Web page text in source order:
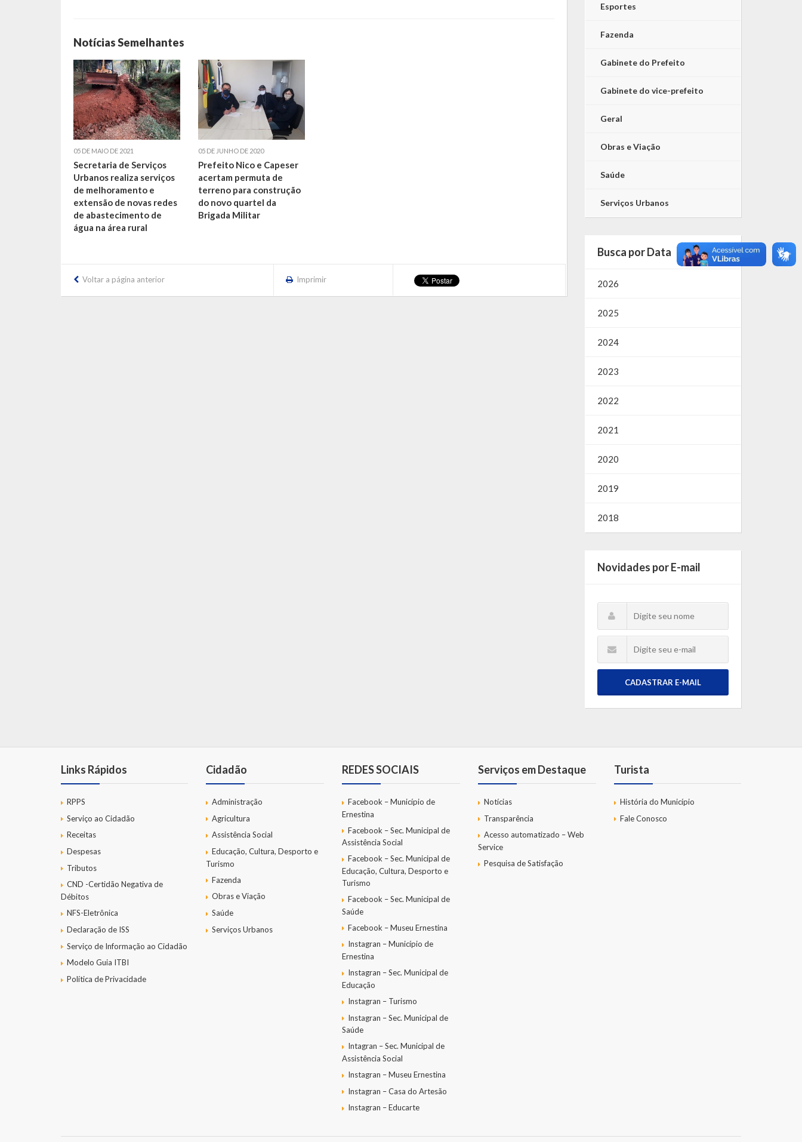
Notícias Semelhantes
05 DE MAIO DE 2021
Secretaria de Serviços
Urbanos realiza serviços
de melhoramento e
extensão de novas redes
de abastecimento de
água na área rural
05 DE JUNHO DE 2020
Prefeito Nico e Capeser
acertam permuta de
terreno para construção
do novo quartel da
Brigada Militar
Voltar a página anterior Imprimir
Esportes
Fazenda
Gabinete do Prefeito
Gabinete do vice-prefeito
Geral
Obras e Viação
Saúde
Serviços Urbanos
Busca por Data
2026
2025
2024
2023
2022
2021
2020
2019
2018
Novidades por E-mail
CADASTRAR E-MAIL
Links Rápidos
RPPS
Serviço ao Cidadão
Receitas
Despesas
Tributos
CND -Certidão Negativa de
Débitos
NFS-Eletrônica
Declaração de ISS
Serviço de Informação ao Cidadão
Modelo Guia ITBI
Política de Privacidade
Cidadão
Administração
Agricultura
Assistência Social
Educação, Cultura, Desporto e
Turismo
Fazenda
Obras e Viação
Saúde
Serviços Urbanos
REDES SOCIAIS
Facebook – Município de
Ernestina
Facebook – Sec. Municipal de
Assistência Social
Facebook – Sec. Municipal de
Educação, Cultura, Desporto e
Turismo
Facebook – Sec. Municipal de
Saúde
Facebook – Museu Ernestina
Instagran – Município de
Ernestina
Instagran – Sec. Municipal de
Educação
Instagran – Turismo
Instagran – Sec. Municipal de
Saúde
Intagran – Sec. Municipal de
Assistência Social
Instagran – Museu Ernestina
Instagran – Casa do Artesão
Instagran – Educarte
Serviços em Destaque
Notícias
Transparência
Acesso automatizado – Web
Service
Pesquisa de Satisfação
Turista
História do Município
Fale Conosco